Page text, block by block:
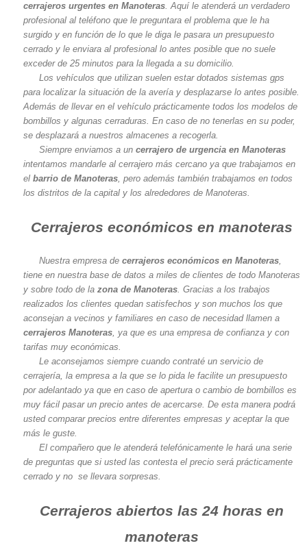
cerrajeros urgentes en Manoteras . Aquí le atenderá un verdadero
profesional al teléfono que le preguntara el problema que le ha
surgido y en función de lo que le diga le pasara un presupuesto
cerrado y le enviara al profesional lo antes posible que no suele
exceder de 25 minutos para la llegada a su domicilio.
Los vehículos que utilizan suelen estar dotados sistemas gps
para localizar la situación de la avería y desplazarse lo antes posible.
Además de llevar en el vehículo prácticamente todos los modelos de
bombillos y algunas cerraduras. En caso de no tenerlas en su poder,
se desplazará a nuestros almacenes a recogerla.
Siempre enviamos a uncerrajero de urgencia en Manoteras
intentamos mandarle al cerrajero más cercano ya que trabajamos en
el barrio de Manoteras , pero además también trabajamos en todos
los distritos de la capital y los alrededores de Manoteras.
Cerrajeros económicos en manoteras
Nuestra empresa decerrajeros económicos en Manoteras
tiene en nuestra base de datos a miles de clientes de todo Manoteras
y sobre todo de la zona de Manoteras . Gracias a los trabajos
realizados los clientes quedan satisfechos y son muchos los que
aconsejan a vecinos y familiares en caso de necesidad llamen a
cerrajeros Manoteras , ya que es una empresa de confianza y con
tarifas muy económicas.
Le aconsejamos siempre cuando contraté un servicio de
cerrajería, la empresa a la que se lo pida le facilite un presupuesto
por adelantado ya que en caso de apertura o cambio de bombillos es
muy fácil pasar un precio antes de acercarse. De esta manera podrá
usted comparar precios entre diferentes empresas y aceptar la que
más le guste.
El compañero que le atenderá telefónicamente le hará una serie
de preguntas que si usted las contesta el precio será prácticamente
cerrado y no se llevara sorpresas.
Cerrajeros abiertos las 24 horas en
manoteras